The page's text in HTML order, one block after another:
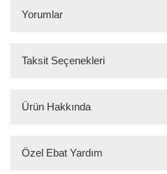
Yorumlar
Taksit Seçenekleri
Ürün Hakkında
Özel Ebat Yardım